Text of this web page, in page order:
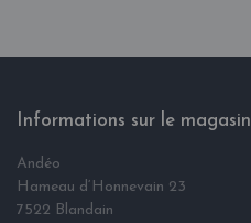
Informations sur le magasin
Andéo
Hameau d‘Honnevain 23
7522 Blandain